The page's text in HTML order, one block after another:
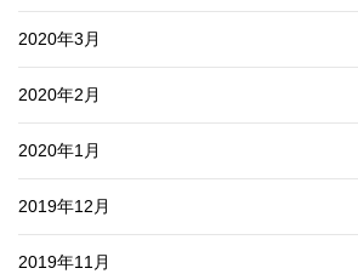
2020年3月
2020年2月
2020年1月
2019年12月
2019年11月